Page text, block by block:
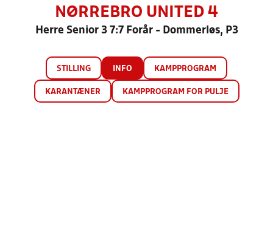
NØRREBRO UNITED 4
Herre Senior 3 7:7 Forår - Dommerløs, P3
STILLING INFO KAMPPROGRAM
KARANTÆNER KAMPPROGRAM FOR PULJE